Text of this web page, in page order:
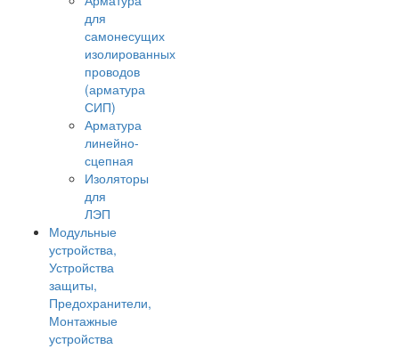
для
самонесущих
изолированных
проводов
(арматура
СИП)
Арматура
линейно-
сцепная
Изоляторы
для
ЛЭП
Модульные
устройства,
Устройства
защиты,
Предохранители,
Монтажные
устройства